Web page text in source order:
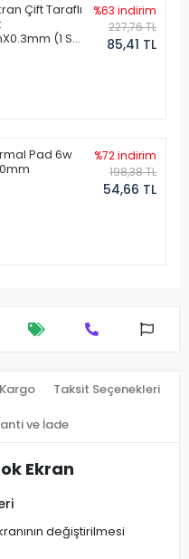
Çift Taraflı
(1 Set
%63 indirim
227,76 TL
85,41 TL
Pad 6w
%72 indirim
198,38 TL
54,66 TL
Taksit Seçenekleri
ve İade
Ekran
değiştirilmesi